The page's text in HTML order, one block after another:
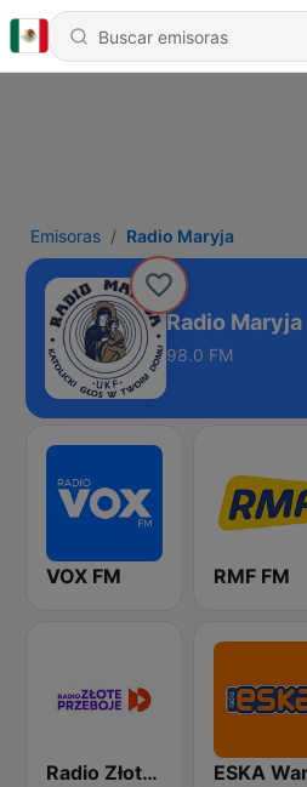
Emisoras Radio Maryja
Radio Maryja
98.0 FM
VOX FM RMF FM
Radio Złote Przeboje